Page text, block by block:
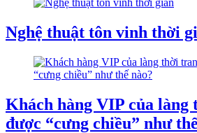
Nghệ thuật tôn vinh thời
Khách hàng VIP của làng
được “cưng chiều” như